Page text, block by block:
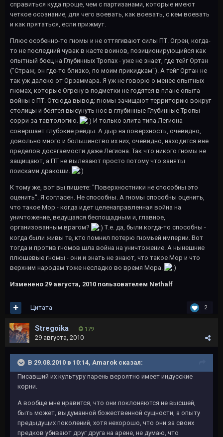
справиться куда проще, чем с партизанами, которые имеют
четкое осознание, для чего воевать, как воевать, с кем воевать
и как прятаться, если прижмут.
Плюс особенно-то гномы и не оттягивают силы ПТ. Огрен, когда-
то не последний чувак в касте воинов, позиционирующийся как
опытный боец на Глубинных Тропах - уже не знает, где тейг Ортан
("Страж, он где-то близко, по моим прикидкам"). А тейг Ортан не
так уж далеко от Орзаммара. Я уж не говорю о менее опытных
гномах, которые Огрену в подметки не годятся в плане опыта
войны с ПТ. Отсюда вывод: гномы зачищают территорию вокруг
столицы и боятся высунуть нос в глубинные Глубинные Тропы -
сорри за тавтологию.
И только элита типа Легиона
совершает глубокие рейды. А дыр на поверхность, очевидно,
довольно много и большинство их них, очевидно, находится вне
пределов досягаемости даже Легиона. Так что никого гномы не
защищают, а ПТ не вылезают просто потому что заняты
поисками дракоши.
К тому же, вот вы пишете: "Поверхностники не способны это
оценить". Я согласен. Не способны. А гномы способны оценить,
что такое Мор - когда идет целенаправленная война на
уничтожение, ведущаяся беспощадным и, главное,
организованным врагом?
Т.е. да, были когда-то способны -
когда были живы те, кто помнил потерю гномьей империи. Вот
тогда и против гномов шла война на уничтожение. А нынешние
плюшевые гномы - они и знать не знают, что такое Мор и что
верхним народам тоже несладко во время Мора.
Изменено 29 августа, 2010 пользователем Nethalf
2
Цитата
Stregoika 179
29 августа, 2010
В 29.08.2010 в 10:14, Amarok сказал:
Писавший их культуру парень вероятно имеет индусские
корни.
А вообще мне нравится, что они поклоняются не высшей,
быть может, выдуманной божественной сущности, а опыту
предыдущих поколений, хотя нехорошо, что они за своих
предков убивают друг друга на арене, не думаю, что